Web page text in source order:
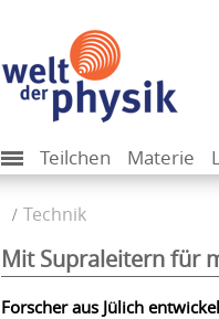
Teilchen Materie
Technik
Mit Supraleitern für
Forscher aus Jülich